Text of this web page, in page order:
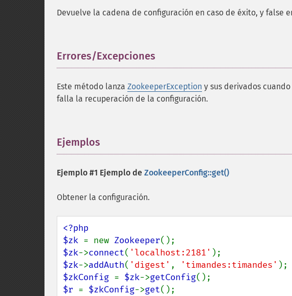
Devuelve la cadena de configuración en caso de éxito, y false
Errores/Excepciones
Este método lanza ZookeeperException y sus derivados
falla la recuperación de la configuración.
Ejemplos
Ejemplo #1 Ejemplo de ZookeeperConfig::get()
Obtener la configuración.
<?php
$zk = new Zookeeper
$zk->connect( 'localhost:2181'
$zk->addAuth( 'digest' , 'timandes:timandes'
$zkConfig = $zk->getConfig
$r = $zkConfig->get();